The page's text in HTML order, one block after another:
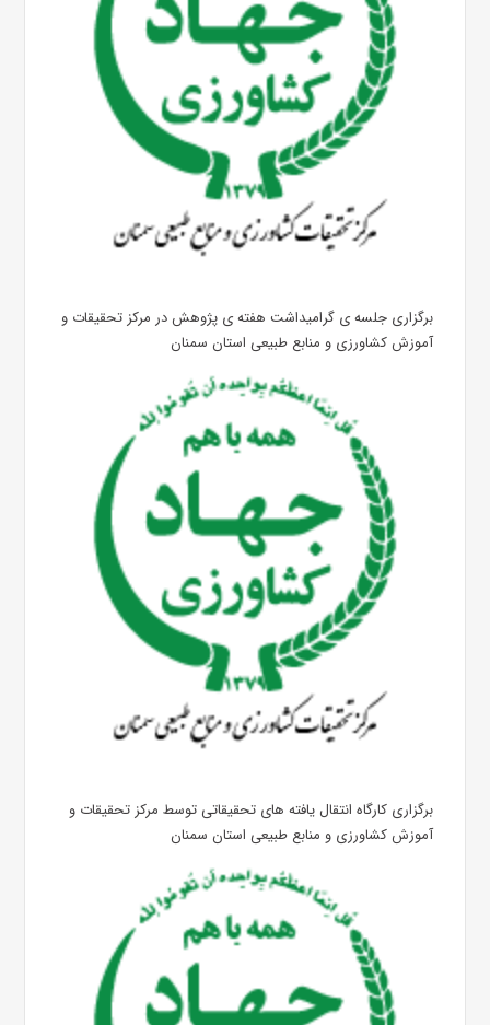
برگزاری جلسه ی گرامیداشت هفته ی پژوهش در مرکز تحقیقات و
آموزش کشاورزی و منابع طبیعی استان سمنان
برگزاری کارگاه انتقال یافته های تحقیقاتی توسط مرکز تحقیقات و
آموزش کشاورزی و منابع طبیعی استان سمنان